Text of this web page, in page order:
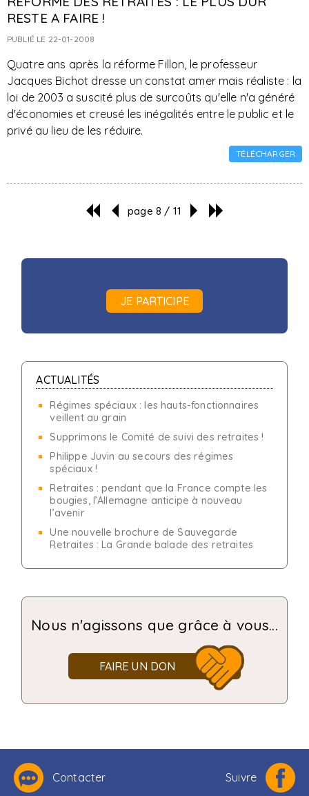
RESTE A FAIRE !
PUBLIÉ LE 22-01-2008
Quatre ans après la réforme Fillon, le professeur
Jacques Bichot dresse un constat amer mais réaliste : la
loi de 2003 a suscité plus de surcoûts qu'elle n'a généré
d'économies et creusé les inégalités entre le public et le
privé au lieu de les réduire.
TÉLÉCHARGER
page 8 / 11
JE PARTICIPE
ACTUALITÉS
Régimes spéciaux : les hauts-fonctionnaires
veillent au grain
Supprimons le Comité de suivi des retraites !
Philippe Juvin au secours des régimes
spéciaux !
Retraites : pendant que la France compte les
bougies, l’Allemagne anticipe à nouveau
l’avenir
Une nouvelle brochure de Sauvegarde
Retraites : La Grande balade des retraites
Nous n'agissons que grâce à vous...
FAIRE UN DON
Contacter Suivre